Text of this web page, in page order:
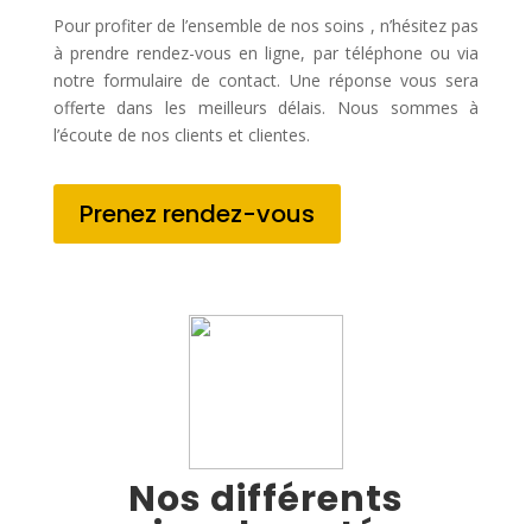
Pour profiter de l’ensemble de nos soins , n’hésitez pas
à prendre rendez-vous en ligne, par téléphone ou via
notre formulaire de contact. Une réponse vous sera
offerte dans les meilleurs délais. Nous sommes à
l’écoute de nos clients et clientes.
Prenez rendez-vous
Nos différents